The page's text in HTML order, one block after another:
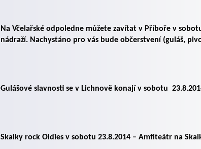
Na Včelařské odpoledne můžete zavítat v Příboře v
nádraží. Nachystáno pro vás bude občerstvení (guláš,
Gulášové slavnosti se v Lichnově konají v sobotu
Skalky rock Oldies v sobotu 23.8.2014 – Amfiteátr na